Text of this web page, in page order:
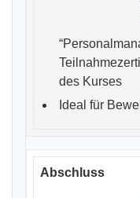
des Kurses
Ideal für